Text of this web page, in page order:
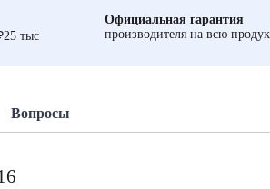
тыс
Официальная гарантия
производителя на всю
Вопросы